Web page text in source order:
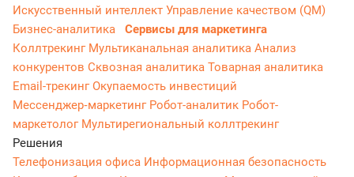
Искусственный интеллект Управление качеством (QM)
Бизнес-аналитика
Сервисы для маркетинга
Коллтрекинг Мультиканальная аналитика Анализ
конкурентов Сквозная аналитика Товарная аналитика
Email-трекингОкупаемость инвестиций
Мессенджер‑маркетинг Робот-аналитик Робот-
маркетолог Мультирегиональный коллтрекинг
Решения
Телефонизация офиса Информационная безопасность